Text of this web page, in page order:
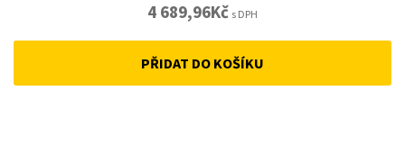
4 689,96Kč s DPH
PŘIDAT DO KOŠÍKU